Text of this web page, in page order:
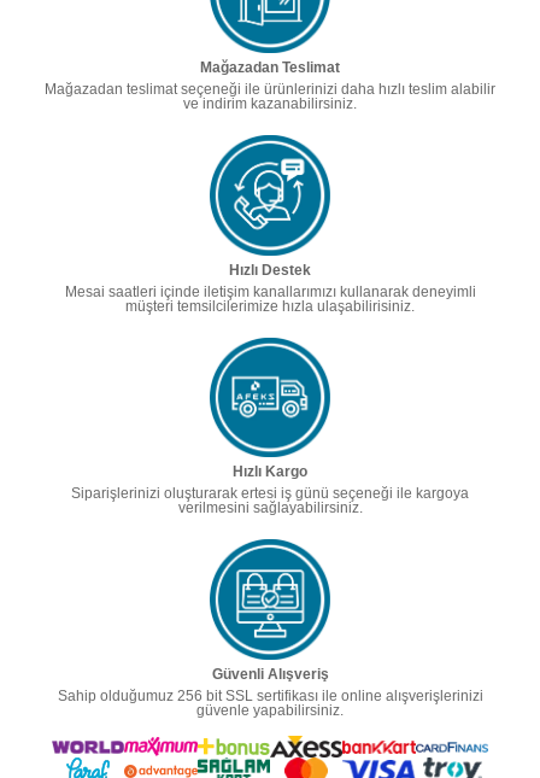
Mağazadan Teslimat
Mağazadan teslimat seçeneği ile ürünlerinizi daha hızlı teslim alabilir
ve indirim kazanabilirsiniz.
Hızlı Destek
Mesai saatleri içinde iletişim kanallarımızı kullanarak deneyimli
müşteri temsilcilerimize hızla ulaşabilirisiniz.
Hızlı Kargo
Siparişlerinizi oluşturarak ertesi iş günü seçeneği ile kargoya
verilmesini sağlayabilirsiniz.
Güvenli Alışveriş
Sahip olduğumuz 256 bit SSL sertifikası ile online alışverişlerinizi
güvenle yapabilirsiniz.